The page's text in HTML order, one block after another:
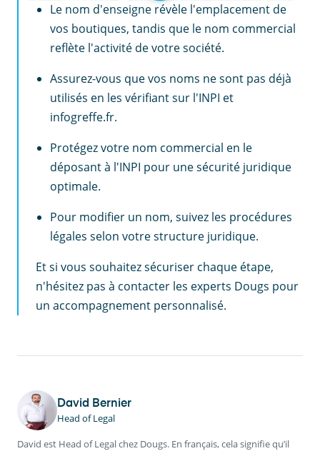
Le nom d'enseigne révèle l'emplacement de
vos boutiques, tandis que le nom commercial
reflète l'activité de votre société.
Assurez-vous que vos noms ne sont pas déjà
utilisés en les vérifiant sur l'INPI et
infogreffe.fr.
Protégez votre nom commercial en le
déposant à l'INPI pour une sécurité juridique
optimale.
Pour modifier un nom, suivez les procédures
légales selon votre structure juridique.
Et si vous souhaitez sécuriser chaque étape,
n'hésitez pas à contacter les experts Dougs pour
un accompagnement personnalisé.
David Bernier
Head of Legal
David est Head of Legal chez Dougs. En français, cela signifie qu’il